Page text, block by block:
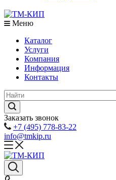
Меню
Каталог
Услуги
Компания
Информация
Контакты
Заказать звонок
+7 (495) 778-83-22
info@tmkip.ru